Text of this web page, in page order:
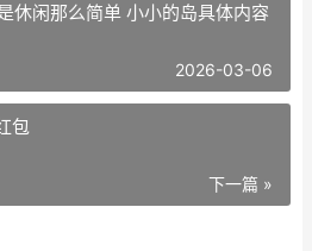
休闲那么简单 小小的岛具体内容
2026-03-06
包
下一篇 »